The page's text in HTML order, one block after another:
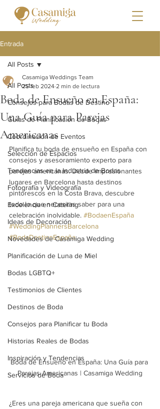
Entrada
All Posts
Consejos para Bodas de Destino
Guías de Planificación de Bodas
Coordinación de Eventos
Selección de Espacios
Tendencias en la Industria de Bodas
Fotografía y Videografía
Excelencia en Catering
Ideas de Decoración
Novedades de Casamiga Wedding
Planificación de Luna de Miel
Bodas LGBTQ+
Testimonios de Clientes
Destinos de Boda
Consejos para Planificar tu Boda
Historias Reales de Bodas
Inspiración y Tendencias
Servicios de Boda
All Posts
Boda de Ensueño en España:
Una Guía para Parejas
Americanas
Casamiga Weddings Team
25 feb 2024 2 min de lectura
Planifica tu boda de ensueño en España con
consejos y asesoramiento experto para
parejas americanas. Desde impresionantes
lugares en Barcelona hasta destinos
pintorescos en la Costa Brava, descubre
todo lo que necesitas saber para una
celebración inolvidable. #BodaenEspaña
#WeddingPlannersBarcelona
#BodaDestinoEspaña
Boda de Ensueño en España: Una Guía para
Parejas Americanas | Casamiga Wedding
¿Eres una pareja americana que sueña con